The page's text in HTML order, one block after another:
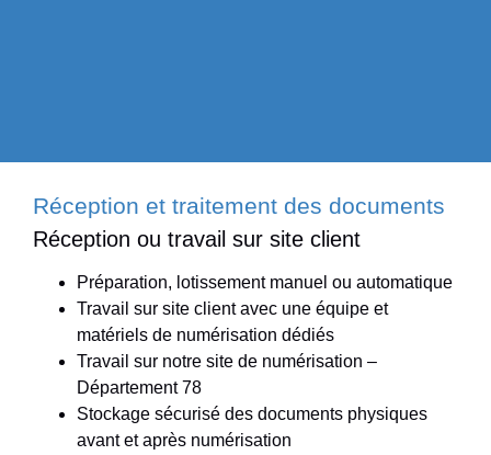
Réception et traitement des documents
Réception ou travail sur site client
Préparation, lotissement manuel ou automatique
Travail sur site client avec une équipe et
matériels de numérisation dédiés
Travail sur notre site de numérisation –
Département 78
Stockage sécurisé des documents physiques
avant et après numérisation